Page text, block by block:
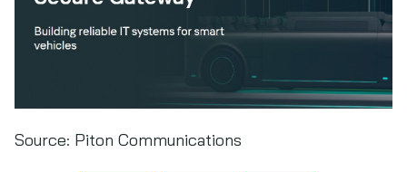
Source: Piton Communications